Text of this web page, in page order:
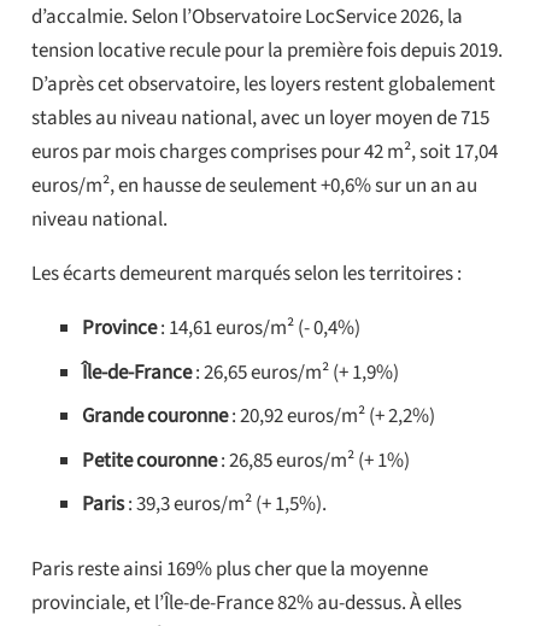
d’accalmie. Selon l’Observatoire LocService 2026, la
tension locative recule pour la première fois depuis 2019.
D’après cet observatoire, les loyers restent globalement
stables au niveau national, avec un loyer moyen de 715
euros par mois charges comprises pour 42 m², soit 17,04
euros/m², en hausse de seulement +0,6% sur un an au
niveau national.
Les écarts demeurent marqués selon les territoires :
Province: 14,61 euros/m² (- 0,4%)
Île-de-France: 26,65 euros/m² (+ 1,9%)
Grande couronne: 20,92 euros/m² (+ 2,2%)
Petite couronne: 26,85 euros/m² (+ 1%)
Paris: 39,3 euros/m² (+ 1,5%).
Paris reste ainsi 169% plus cher que la moyenne
provinciale, et l’Île-de-France 82% au-dessus. À elles